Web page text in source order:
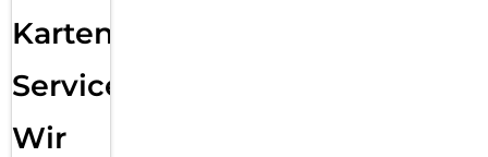
Karten
Service:
Wir